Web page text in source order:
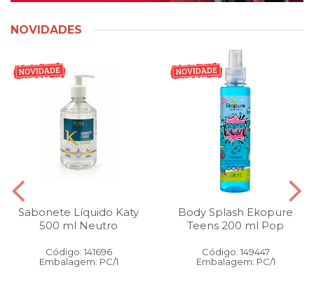
NOVIDADES
Sabonete Líquido Katy
500 ml Neutro
Código: 141696
Embalagem: PC/1
Body Splash Ekopure
Teens 200 ml Pop
Código: 149447
Embalagem: PC/1